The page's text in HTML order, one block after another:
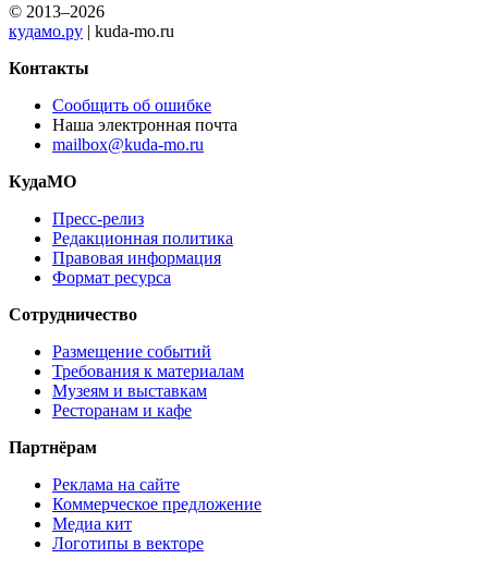
© 2013–2026
кудамо.ру | kuda-mo.ru
Контакты
Сообщить об ошибке
Наша электронная почта
mailbox@kuda-mo.ru
КудаМО
Пресс-релиз
Редакционная политика
Правовая информация
Формат ресурса
Сотрудничество
Размещение событий
Требования к материалам
Музеям и выставкам
Ресторанам и кафе
Партнёрам
Реклама на сайте
Коммерческое предложение
Медиа кит
Логотипы в векторе